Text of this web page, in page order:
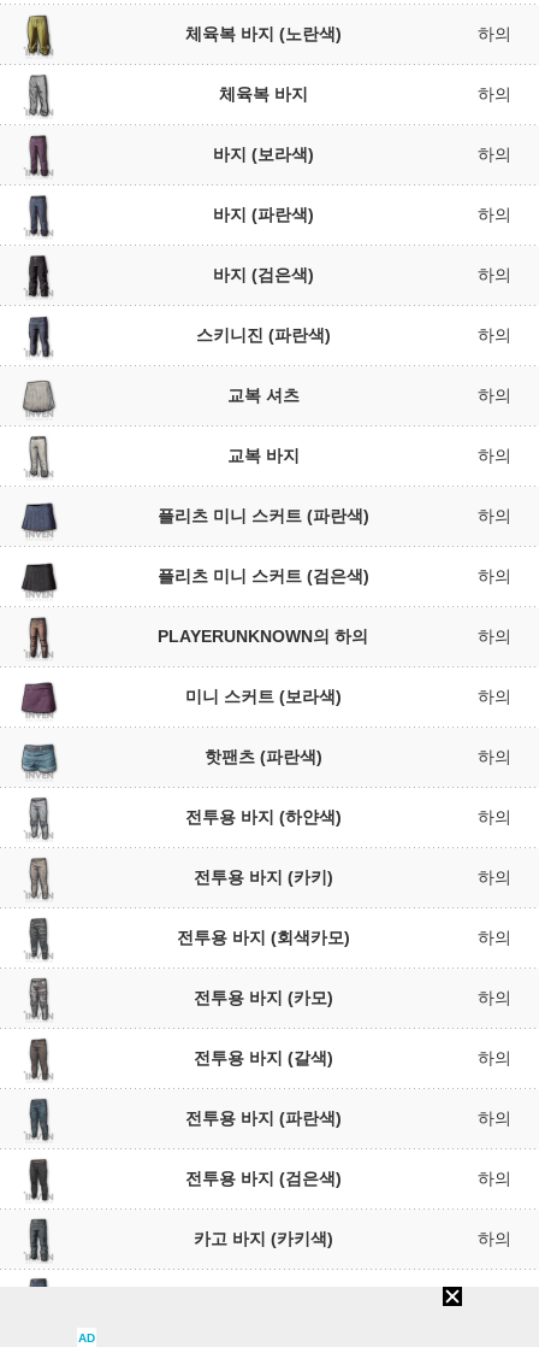
체육복 바지 (노란색) 하의
체육복 바지 하의
바지 (보라색) 하의
바지 (파란색) 하의
바지 (검은색) 하의
스키니진 (파란색) 하의
교복 셔츠 하의
교복 바지 하의
플리츠 미니 스커트 (파란색) 하의
플리츠 미니 스커트 (검은색) 하의
PLAYERUNKNOWN의 하의 하의
미니 스커트 (보라색) 하의
핫팬츠 (파란색) 하의
전투용 바지 (하얀색) 하의
전투용 바지 (카키) 하의
전투용 바지 (회색카모) 하의
전투용 바지 (카모) 하의
전투용 바지 (갈색) 하의
전투용 바지 (파란색) 하의
전투용 바지 (검은색) 하의
카고 바지 (카키색) 하의
AD